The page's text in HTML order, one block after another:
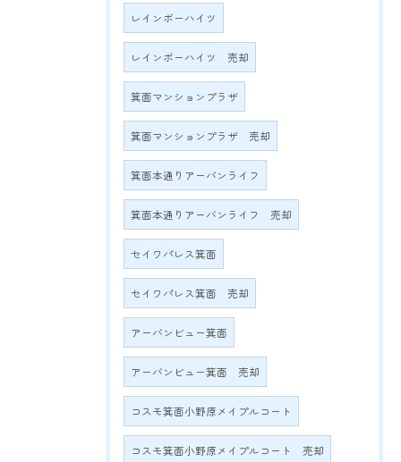
レインボーハイツ
レインボーハイツ 売却
箕面マンションプラザ
箕面マンションプラザ 売却
箕面本通りアーバンライフ
箕面本通りアーバンライフ 売却
セイワパレス箕面
セイワパレス箕面 売却
アーバンビュー箕面
アーバンビュー箕面 売却
コスモ箕面小野原メイプルコート
コスモ箕面小野原メイプルコート 売却